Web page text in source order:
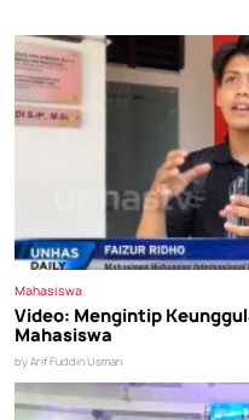
Mahasiswa
Video: Mengintip
Mahasiswa
by Arif Fuddin Usman